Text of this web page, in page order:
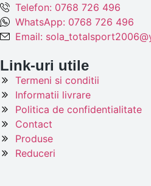
Telefon: 0768 726 496
WhatsApp: 0768 726 496
Email:
Link-uri utile
Termeni si conditii
Informatii livrare
Politica de confidentialitate
Contact
Produse
Reduceri